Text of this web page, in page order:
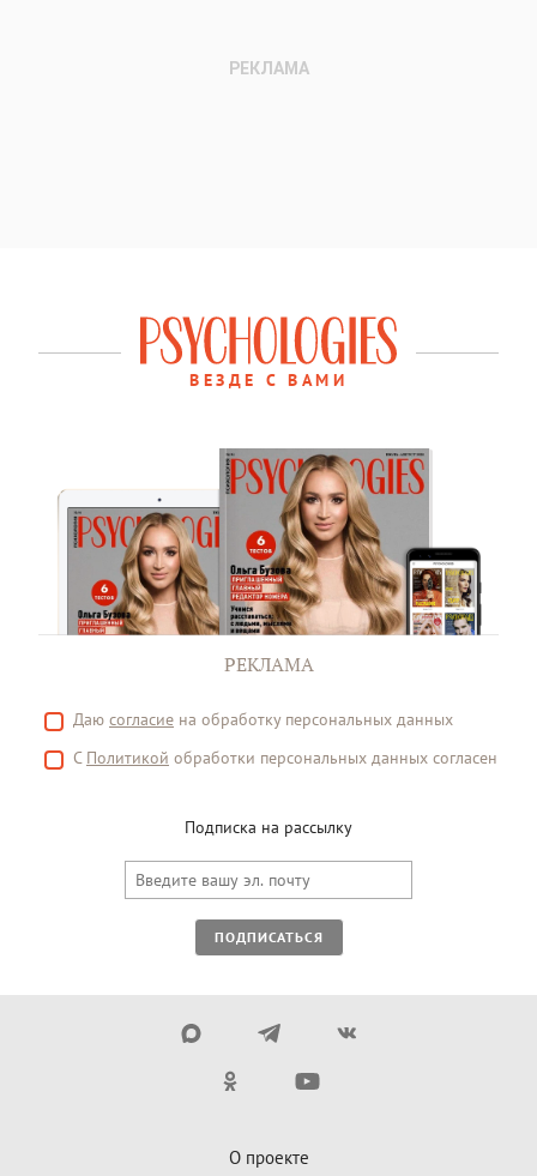
ВЕЗДЕ С ВАМИ
РЕКЛАМА
Даю согласие на обработку персональных данных
С Политикой обработки персональных данных согласен
Подписка на рассылку
ПОДПИСАТЬСЯ
О проекте